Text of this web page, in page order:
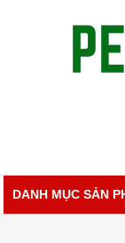
DANH MỤC SẢN